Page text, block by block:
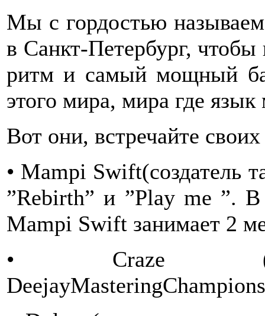
Мы с гордостью
в Санкт-Петербург,
ритм и самый мощный
этого мира, мира где
Вот они, встречайте своих
• Mampi Swift(создатель
”Rebirth” и ”Play me ”.
Mampi Swift занимает 2
• Craze